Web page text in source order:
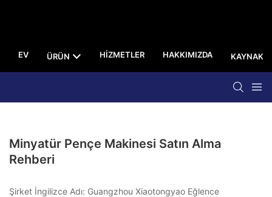
EV ÜRÜN HIZMETLER HAKKIMIZDA KAYNAK
Minyatür Pençe Makinesi Satın Alma
Rehberi
Şirket İngilizce Adı: Guangzhou Xiaotongyao Eğlence